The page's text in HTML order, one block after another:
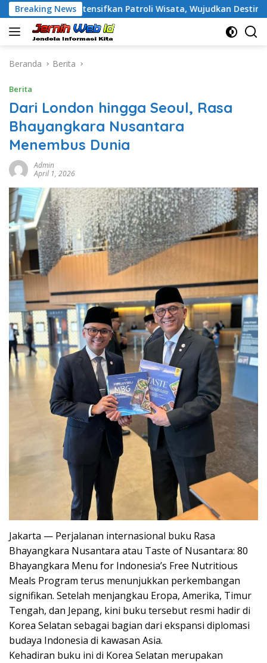
Langsung
ke
konten
Breaking News
Intensifkan Patroli Wisata, Wujudkan Destinasi Aman dan
Beranda Berita
Berita
Dari London hingga Seoul, Rasa
Bhayangkara Nusantara
Menembus Dunia
Admin
April 1, 2026
Jakarta — Perjalanan internasional buku Rasa
Bhayangkara Nusantara atau Taste of Nusantara: 80
Bhayangkara Menu for Indonesia’s Free Nutritious
Meals Program terus menunjukkan perkembangan
signifikan. Setelah menjangkau Eropa, Amerika, Timur
Tengah, dan Jepang, kini buku tersebut resmi hadir di
Korea Selatan sebagai bagian dari ekspansi diplomasi
budaya Indonesia di kawasan Asia.
Kehadiran buku ini di Korea Selatan merupakan